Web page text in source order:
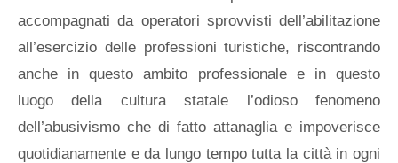
accompagnati da operatori sprovvisti dell’abilitazione
all’esercizio delle professioni turistiche, riscontrando
anche in questo ambito professionale e in questo
luogo della cultura statale l’odioso fenomeno
dell’abusivismo che di fatto attanaglia e impoverisce
quotidianamente e da lungo tempo tutta la città in ogni